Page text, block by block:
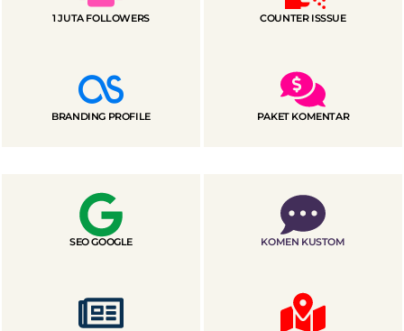
1 JUTA FOLLOWERS COUNTER ISSSUE
BRANDING PROFILE PAKET KOMENTAR
SEO GOOGLE KOMEN KUSTOM